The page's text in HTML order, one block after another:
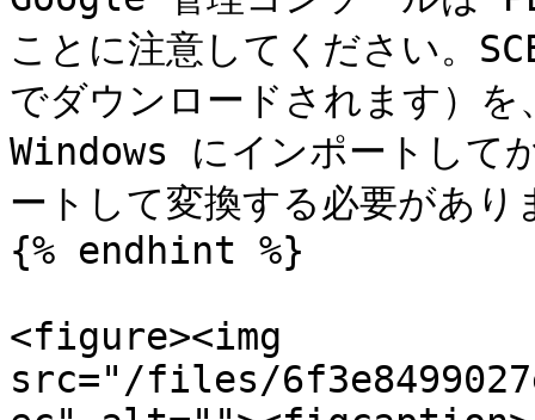
ことに注意してください。
でダウンロードされます）
Windows にインポートして
ートして変換する必要があり
{% endhint %}
<figure><img
src="/files/